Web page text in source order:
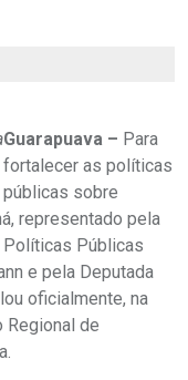
Guarapuava – Para
fortalecer as políticas
públicas sobre
representado pela
Políticas Públicas
e pela Deputada
oficialmente, na
Regional de